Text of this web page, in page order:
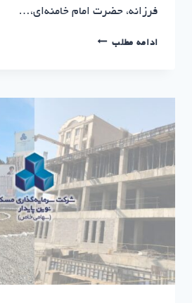
فرزانه، حضرت امام خامنه‌ای،…
ادامه مطلببیعت
انقلاب
سرمایه
گذاری
مسکن
نوین
پایدار